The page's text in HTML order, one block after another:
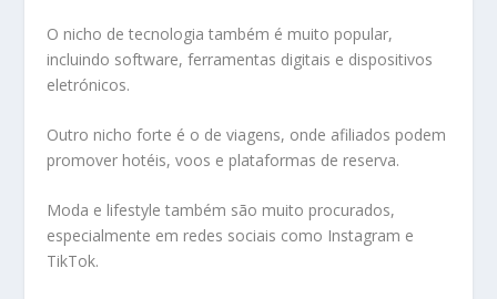
O nicho de tecnologia também é muito popular,
incluindo software, ferramentas digitais e dispositivos
eletrónicos.
Outro nicho forte é o de viagens, onde afiliados podem
promover hotéis, voos e plataformas de reserva.
Moda e lifestyle também são muito procurados,
especialmente em redes sociais como Instagram e
TikTok.